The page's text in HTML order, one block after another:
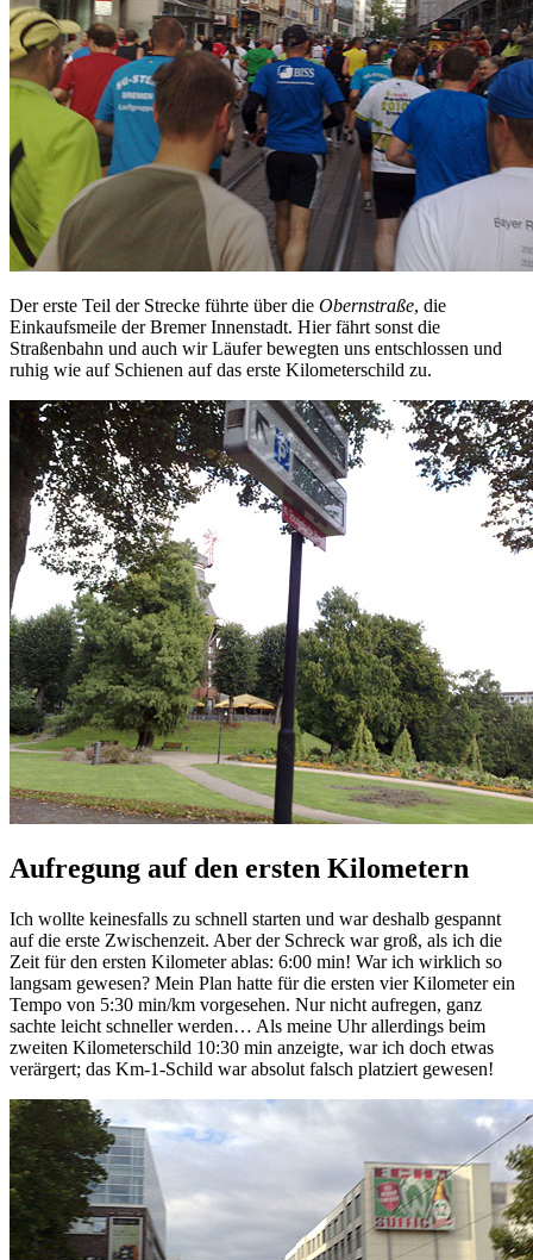
Der erste Teil der Strecke führte über die Obernstraße, die
Einkaufsmeile der Bremer Innenstadt. Hier fährt sonst die
Straßenbahn und auch wir Läufer bewegten uns entschlossen und
ruhig wie auf Schienen auf das erste Kilometerschild zu.
Aufregung auf den ersten Kilometern
Ich wollte keinesfalls zu schnell starten und war deshalb gespannt
auf die erste Zwischenzeit. Aber der Schreck war groß, als ich die
Zeit für den ersten Kilometer ablas: 6:00 min! War ich wirklich so
langsam gewesen? Mein Plan hatte für die ersten vier Kilometer ein
Tempo von 5:30 min/km vorgesehen. Nur nicht aufregen, ganz
sachte leicht schneller werden… Als meine Uhr allerdings beim
zweiten Kilometerschild 10:30 min anzeigte, war ich doch etwas
verärgert; das Km-1-Schild war absolut falsch platziert gewesen!